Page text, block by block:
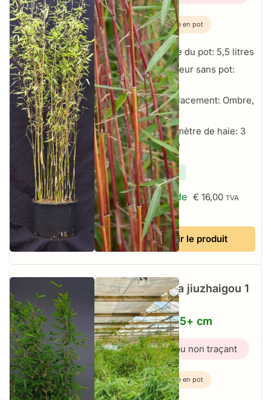
Plante en pot
Taille du pot: 5,5 litres
Hauteur sans pot:
125+ cm
Emplacement: Ombre,
Soleil
Par mètre de haie: 3
par mètre
✔ En stock
À partir de € 16,00 TVA
incluse
Voir le produit
Fargesia jiuzhaigou 1
–
10L – 125+ cm
Bambou non traçant
Plante en pot